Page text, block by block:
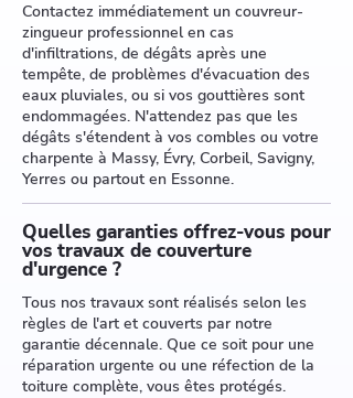
Contactez immédiatement un couvreur-
zingueur professionnel en cas
d'infiltrations, de dégâts après une
tempête, de problèmes d'évacuation des
eaux pluviales, ou si vos gouttières sont
endommagées. N'attendez pas que les
dégâts s'étendent à vos combles ou votre
charpente à Massy, Évry, Corbeil, Savigny,
Yerres ou partout en Essonne.
Quelles garanties offrez-vous pour
vos travaux de couverture
d'urgence ?
Tous nos travaux sont réalisés selon les
règles de l'art et couverts par notre
garantie décennale. Que ce soit pour une
réparation urgente ou une réfection de la
toiture complète, vous êtes protégés.